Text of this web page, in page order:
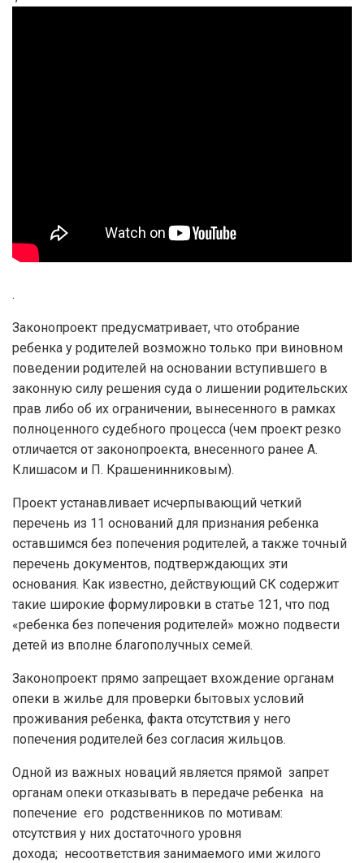
.
Законопроект предусматривает, что отобрание
ребенка у родителей возможно только при виновном
поведении родителей на основании вступившего в
законную силу решения суда о лишении родительских
прав либо об их ограничении, вынесенного в рамках
полноценного судебного процесса (чем проект резко
отличается от законопроекта, внесенного ранее А.
Клишасом и П. Крашенинниковым).
Проект устанавливает исчерпывающий четкий
перечень из 11 оснований для признания ребенка
оставшимся без попечения родителей, а также точный
перечень документов, подтверждающих эти
основания. Как известно, действующий СК содержит
такие широкие формулировки в статье 121, что под
«ребенка без попечения родителей» можно подвести
детей из вполне благополучных семей.
Законопроект прямо запрещает вхождение органам
опеки в жилье для проверки бытовых условий
проживания ребенка, факта отсутствия у него
попечения родителей без согласия жильцов.
Одной из важных новаций является прямой запрет
органам опеки отказывать в передаче ребенка на
попечение его родственников по мотивам:
отсутствия у них достаточного уровня
дохода; несоответствия занимаемого ими жилого